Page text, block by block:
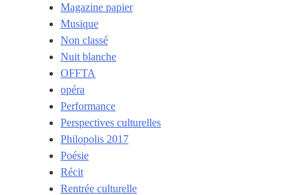
Magazine papier
Musique
Non classé
Nuit blanche
OFFTA
opéra
Performance
Perspectives culturelles
Philopolis 2017
Poésie
Récit
Rentrée culturelle